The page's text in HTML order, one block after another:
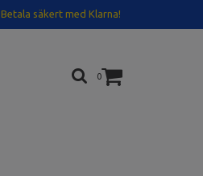
Betala säkert med Klarna!
0